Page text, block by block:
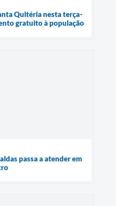
Quitéria nesta terça-
gratuito à população
passa a atender em